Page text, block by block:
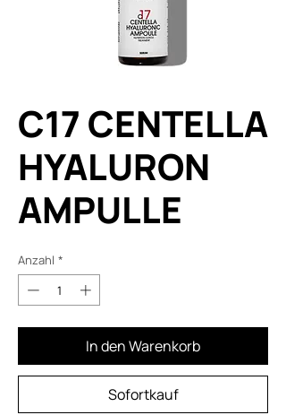
C17 CENTELLA
HYALURON
AMPULLE
Anzahl *
In den Warenkorb
Sofortkauf